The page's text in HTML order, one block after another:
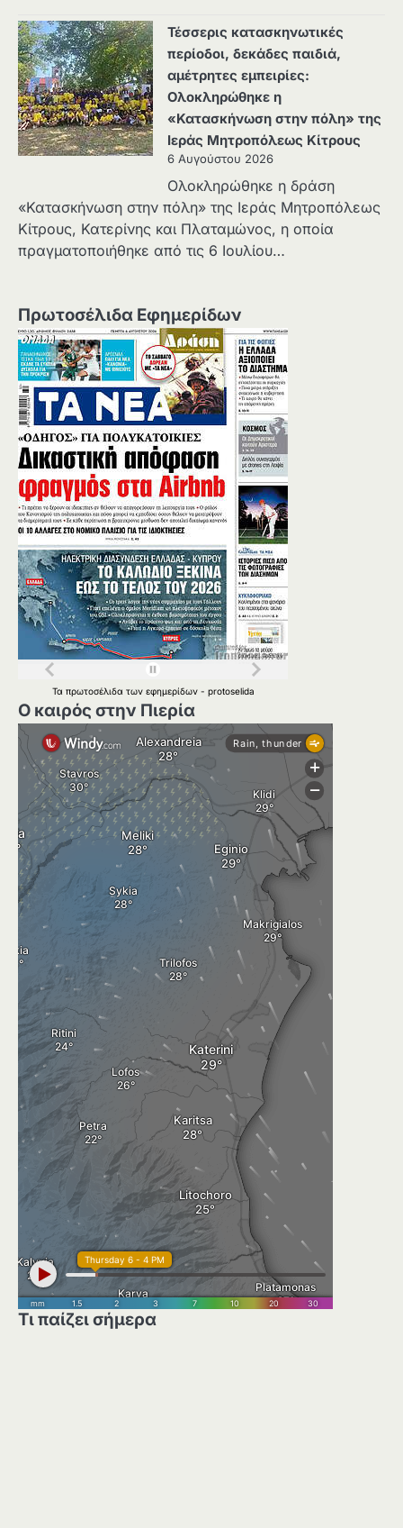
Τέσσερις κατασκηνωτικές
περίοδοι, δεκάδες παιδιά,
αμέτρητες εμπειρίες:
Ολοκληρώθηκε η
«Κατασκήνωση στην πόλη» της
Ιεράς Μητροπόλεως Κίτρους
6 Αυγούστου 2026
Ολοκληρώθηκε η δράση
«Κατασκήνωση στην πόλη» της Ιεράς Μητροπόλεως
Κίτρους, Κατερίνης και Πλαταμώνος, η οποία
πραγματοποιήθηκε από τις 6 Ιουλίου…
Πρωτοσέλιδα Εφημερίδων
Τα πρωτοσέλιδα των εφημερίδων - protoselida
Ο καιρός στην Πιερία
Τι παίζει σήμερα